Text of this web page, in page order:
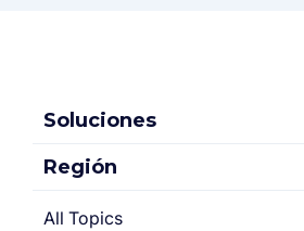
Soluciones
Región
All Topics